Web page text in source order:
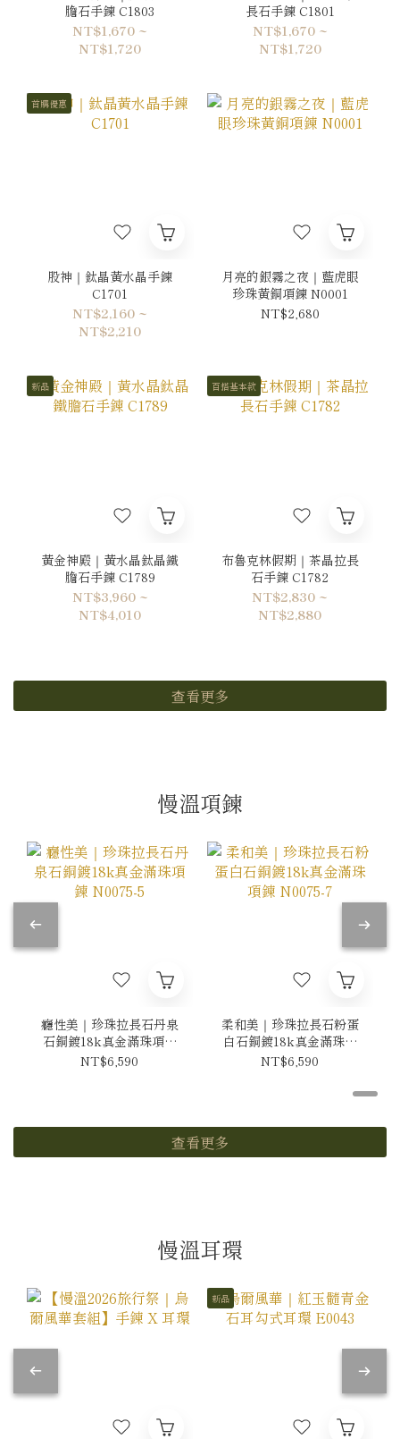
膽石手鍊 C1803
NT$1,670 ~
NT$1,720
長石手鍊 C1801
NT$1,670 ~
NT$1,720
首購優惠
股神｜鈦晶黃水晶手鍊
C1701
NT$2,160 ~
NT$2,210
月亮的銀霧之夜｜藍虎眼
珍珠黃銅項鍊 N0001
NT$2,680
新品
黃金神殿｜黃水晶鈦晶鐵
膽石手鍊 C1789
NT$3,960 ~
NT$4,010
百搭基本款
布魯克林假期｜茶晶拉長
石手鍊 C1782
NT$2,830 ~
NT$2,880
查看更多
慢溫項鍊
癮性美｜珍珠拉長石丹泉
石銅鍍18k真金滿珠項鍊
N0075-5
NT$6,590
柔和美｜珍珠拉長石粉蛋
白石銅鍍18k真金滿珠項
鍊 N0075-7
NT$6,590
查看更多
慢溫耳環
新品